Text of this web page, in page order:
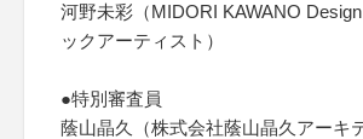
河野未彩（MIDORI KAWANO
ックアーティスト）
●特別審査員
蔭山晶久（株式会社蔭山晶久アーキ